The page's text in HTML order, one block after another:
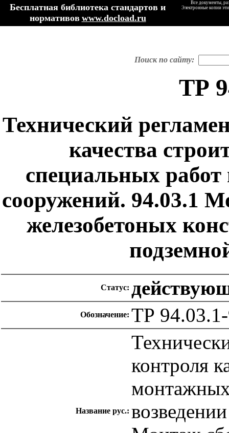
Бесплатная библиотека стандартов и
нормативов www.docload.ru
Все документы,
Электронные копии
Поиск по сайту:
ТР
Технический
качества
специальных работ
сооружений. 94.03.1
железобетоных
Статус:
Обозначение: ТР
Название рус.:
контроля